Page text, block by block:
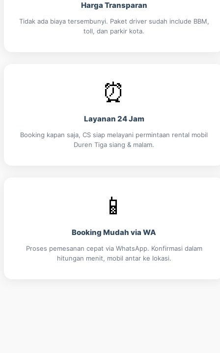
Harga Transparan
Tidak ada biaya tersembunyi. Paket driver sudah include BBM,
toll, dan parkir kota.
⏰
Layanan 24 Jam
Booking kapan saja, CS siap melayani permintaan rental mobil
Duren Tiga siang & malam.
📱
Booking Mudah via WA
Proses pemesanan cepat via WhatsApp. Konfirmasi dalam
hitungan menit, mobil antar ke lokasi.